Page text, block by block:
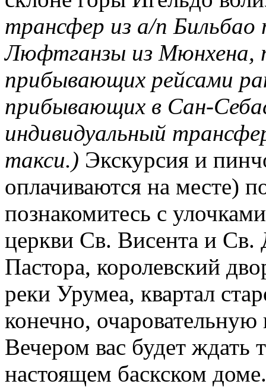
трансфер из а/п Бильбао
Люфтганзы из Мюнхена,
прибывающих рейсами
прибывающих в Сан-
индивидуальный
такси.) Экскурсия и
оплачиваются на месте)
познакомитесь с
церкви Св. Висента и
Пастора, королевский
реки Урумеа, квартал
конечно,
Вечером вас будет
настоящем баскском доме.